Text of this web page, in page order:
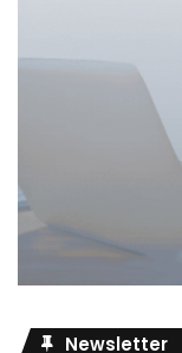
Newsletter